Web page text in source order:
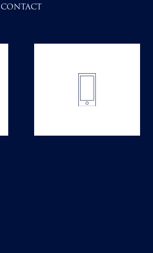
CONTACT